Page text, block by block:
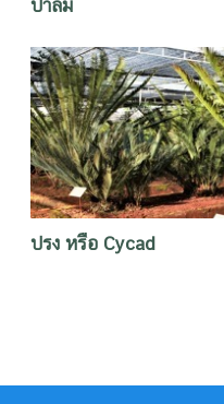
ปาล์ม
ปรง หรือ Cycad